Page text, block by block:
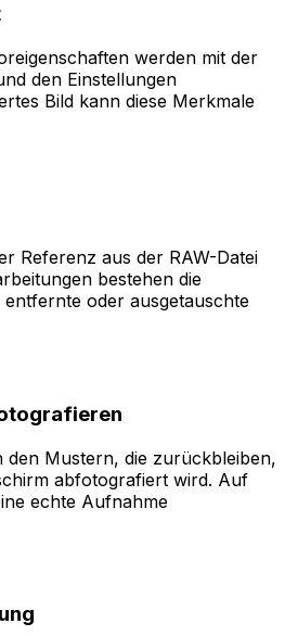
werden mit der
den Einstellungen
Bild kann diese Merkmale
Referenz aus der RAW-Datei
bestehen die
oder ausgetauschte
den Mustern, die zurückbleiben,
abfotografiert wird. Auf
echte Aufnahme